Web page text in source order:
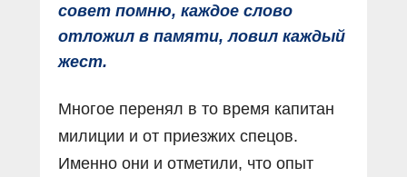
совет помню, каждое слово
отложил в памяти, ловил каждый
жест.
Многое перенял в то время капитан
милиции и от приезжих спецов.
Именно они и отметили, что опыт